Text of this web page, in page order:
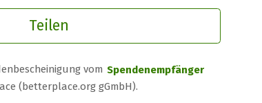
Teilen
vom Spendenempfänger
(betterplace.org gGmbH).